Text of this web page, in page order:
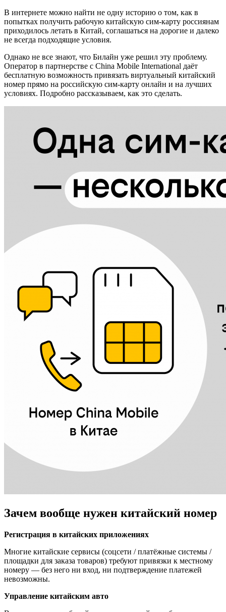
В интернете можно найти не одну историю о том, как в
попытках получить рабочую китайскую сим-карту россиянам
приходилось летать в Китай, соглашаться на дорогие и далеко
не всегда подходящие условия.
Однако не все знают, что Билайн уже решил эту проблему.
Оператор в партнерстве с China Mobile International даёт
бесплатную возможность привязать виртуальный китайский
номер прямо на российскую сим-карту онлайн и на лучших
условиях. Подробно рассказываем, как это сделать.
Зачем вообще нужен китайский номер
Регистрация в китайских приложениях
Многие китайские сервисы (соцсети / платёжные системы /
площадки для заказа товаров) требуют привязки к местному
номеру — без него ни вход, ни подтверждение платежей
невозможны.
Управление китайским авто